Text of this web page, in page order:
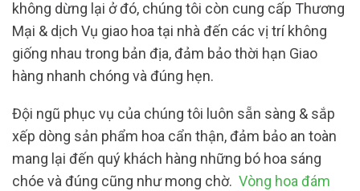
không dừng lại ở đó, chúng tôi còn cung cấp Thương
Mại & dịch Vụ giao hoa tại nhà đến các vị trí không
giống nhau trong bản địa, đảm bảo thời hạn Giao
hàng nhanh chóng và đúng hẹn.
Đội ngũ phục vụ của chúng tôi luôn sẵn sàng & sắp
xếp dòng sản phẩm hoa cẩn thận, đảm bảo an toàn
mang lại đến quý khách hàng những bó hoa sáng
chóe và đúng cũng như mong chờ. Vòng hoa đám